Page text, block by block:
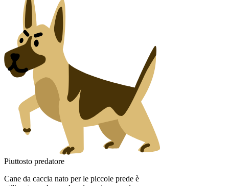
Piuttosto predatore
Cane da caccia nato per le piccole prede è